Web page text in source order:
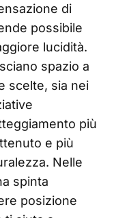
di
possibile
lucidità.
spazio a
scelte, sia nei
più
e più
Nelle
spinta
posizione